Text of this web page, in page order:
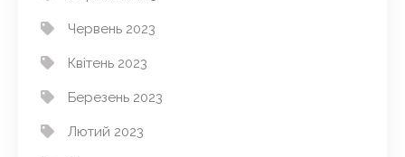
Червень 2023
Квітень 2023
Березень 2023
Лютий 2023